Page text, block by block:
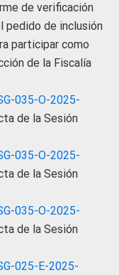
de verificación
pedido de inclusión
participar como
de la Fiscalía
035-O-2025-
de la Sesión
035-O-2025-
de la Sesión
035-O-2025-
de la Sesión
025-E-2025-